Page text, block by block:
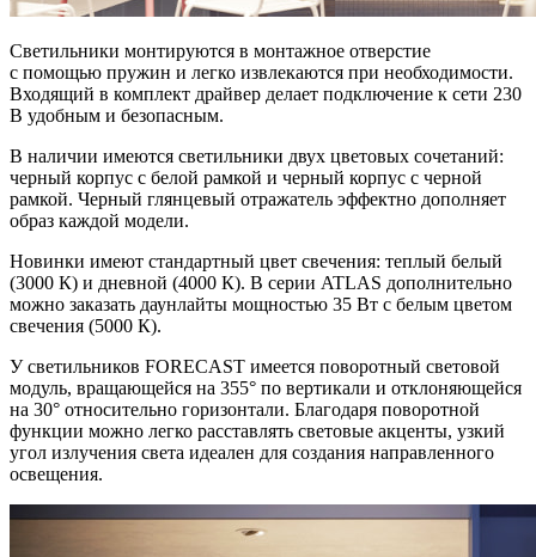
Светильники монтируются в монтажное отверстие
с помощью пружин и легко извлекаются при необходимости.
Входящий в комплект драйвер делает подключение к сети 230
В удобным и безопасным.
В наличии имеются светильники двух цветовых сочетаний:
черный корпус с белой рамкой и черный корпус с черной
рамкой. Черный глянцевый отражатель эффектно дополняет
образ каждой модели.
Новинки имеют стандартный цвет свечения: теплый белый
(3000 К) и дневной (4000 К). В серии ATLAS дополнительно
можно заказать даунлайты мощностью 35 Вт с белым цветом
свечения (5000 К).
У светильников FORECAST имеется поворотный световой
модуль, вращающейся на 355° по вертикали и отклоняющейся
на 30° относительно горизонтали. Благодаря поворотной
функции можно легко расставлять световые акценты, узкий
угол излучения света идеален для создания направленного
освещения.